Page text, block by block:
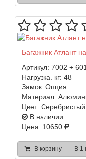
Багажник Атлант
Артикул: 7002 +
Нагрузка, кг: 48
Замок: Опция
Материал:
Цвет: Серебристый
В наличии
Цена: 10650
В корзину В 1